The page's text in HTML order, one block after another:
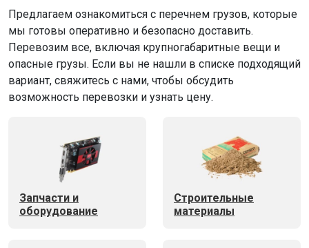
Предлагаем ознакомиться с перечнем грузов, которые
мы готовы оперативно и безопасно доставить.
Перевозим все, включая крупногабаритные вещи и
опасные грузы. Если вы не нашли в списке подходящий
вариант, свяжитесь с нами, чтобы обсудить
возможность перевозки и узнать цену.
Запчасти и
оборудование
Строительные
материалы